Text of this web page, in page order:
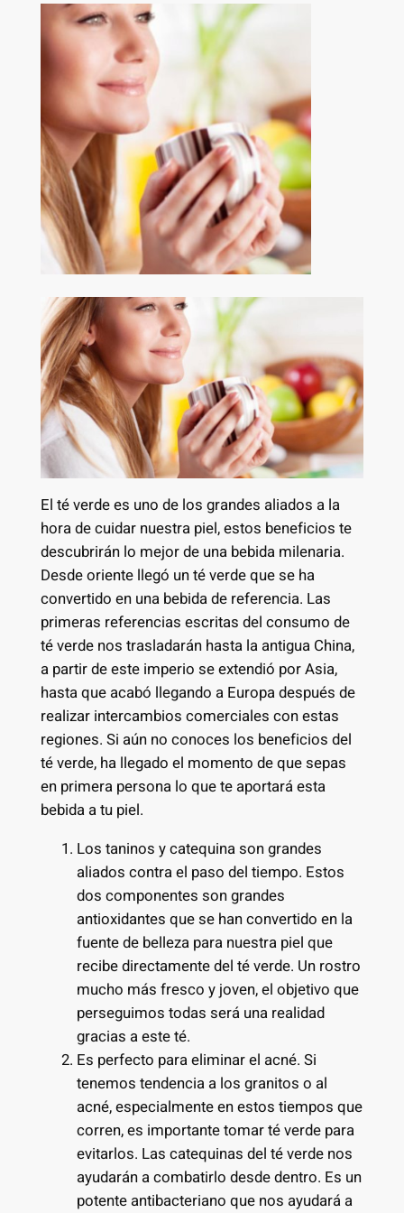
El té verde es uno de los grandes aliados a la
hora de cuidar nuestra piel, estos beneficios te
descubrirán lo mejor de una bebida milenaria.
Desde oriente llegó un té verde que se ha
convertido en una bebida de referencia. Las
primeras referencias escritas del consumo de
té verde nos trasladarán hasta la antigua China,
a partir de este imperio se extendió por Asia,
hasta que acabó llegando a Europa después de
realizar intercambios comerciales con estas
regiones. Si aún no conoces los beneficios del
té verde, ha llegado el momento de que sepas
en primera persona lo que te aportará esta
bebida a tu piel.
Los taninos y catequina son grandes
aliados contra el paso del tiempo. Estos
dos componentes son grandes
antioxidantes que se han convertido en la
fuente de belleza para nuestra piel que
recibe directamente del té verde. Un rostro
mucho más fresco y joven, el objetivo que
perseguimos todas será una realidad
gracias a este té.
Es perfecto para eliminar el acné. Si
tenemos tendencia a los granitos o al
acné, especialmente en estos tiempos que
corren, es importante tomar té verde para
evitarlos. Las catequinas del té verde nos
ayudarán a combatirlo desde dentro. Es un
potente antibacteriano que nos ayudará a